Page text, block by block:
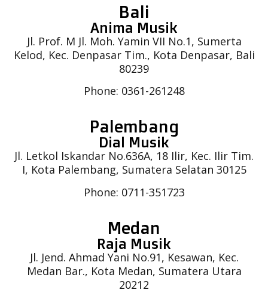
Bali
Anima Musik
Jl. Prof. M Jl. Moh. Yamin VII No.1, Sumerta
Kelod, Kec. Denpasar Tim., Kota Denpasar, Bali
80239
Phone: 0361-261248
Palembang
Dial Musik
Jl. Letkol Iskandar No.636A, 18 Ilir, Kec. Ilir Tim.
I, Kota Palembang, Sumatera Selatan 30125
Phone: 0711-351723
Medan
Raja Musik
Jl. Jend. Ahmad Yani No.91, Kesawan, Kec.
Medan Bar., Kota Medan, Sumatera Utara
20212